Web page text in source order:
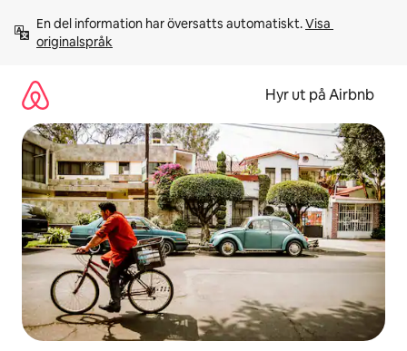
innehåll
En del information har översatts automatiskt. Visa
originalspråk
Hyr ut på Airbnb